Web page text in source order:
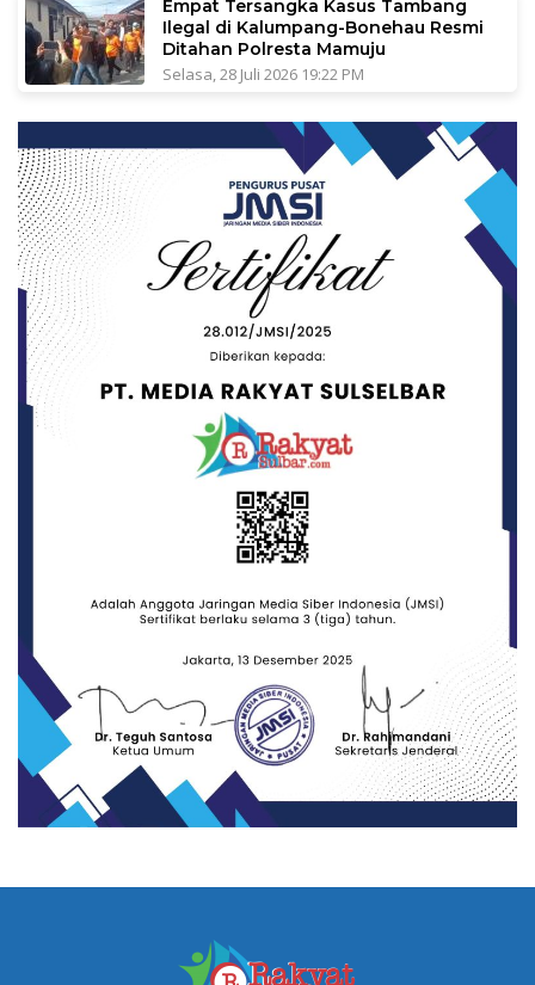
Empat Tersangka Kasus Tambang
Ilegal di Kalumpang-Bonehau Resmi
Ditahan Polresta Mamuju
Selasa, 28 Juli 2026 19:22 PM